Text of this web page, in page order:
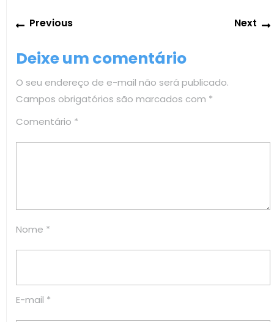
Navegação
de
Post
PreviousPrevious
Next
Deixe um comentário
O seu endereço de e-mail não será publicado.
Campos obrigatórios são marcados com *
Comentário *
Nome *
E-mail *